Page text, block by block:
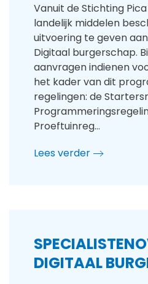
Vanuit de Stichting
landelijk middelen
uitvoering te geven
Digitaal burgerschap.
aanvragen indienen
het kader van dit
regelingen: de
Proeftuinreg…
Lees verder
DIGITAAL